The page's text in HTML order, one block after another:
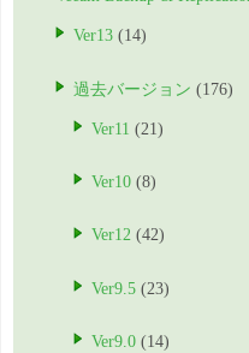
Ver13 (14)
過去バージョン (176)
Ver11 (21)
Ver10 (8)
Ver12 (42)
Ver9.5 (23)
Ver9.0 (14)